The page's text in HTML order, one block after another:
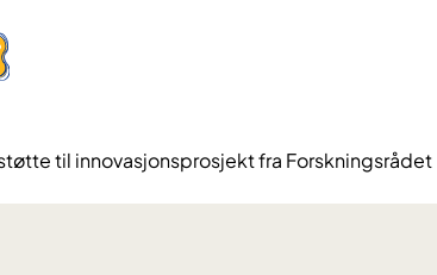
til innovasjonsprosjekt fra Forskningsrådet